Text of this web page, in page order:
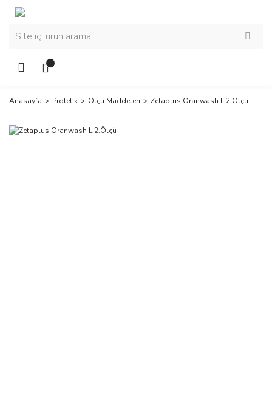
Anasayfa Protetik Ölçü Maddeleri Zetaplus Oranwash L 2.Ölçü